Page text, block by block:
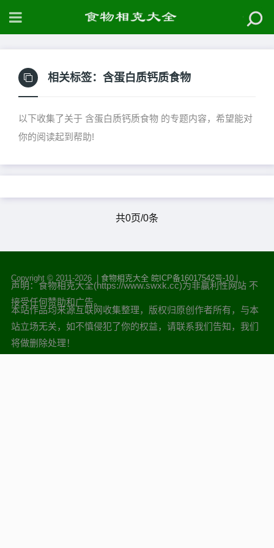
相关标签： 含蛋白质钙质食物
以下收集了关于 含蛋白质钙质食物 的专题内容，希望能对
你的阅读起到帮助!
共0页/0条
Copyright © 2011-2026 | 食物相克大全 皖ICP备16017542号-10|
声明：食物相克大全(https://www.swxk.cc)为非赢利性网站 不
接受任何赞助和广告。
本站作品均来源互联网收集整理，版权归原创作者所有，与本
站立场无关，如不慎侵犯了你的权益，请联系我们告知，我们
将做删除处理！